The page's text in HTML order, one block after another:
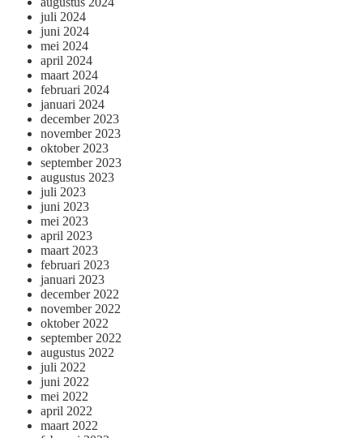
juli 2024
juni 2024
mei 2024
april 2024
maart 2024
februari 2024
januari 2024
december 2023
november 2023
oktober 2023
september 2023
augustus 2023
juli 2023
juni 2023
mei 2023
april 2023
maart 2023
februari 2023
januari 2023
december 2022
november 2022
oktober 2022
september 2022
augustus 2022
juli 2022
juni 2022
mei 2022
april 2022
maart 2022